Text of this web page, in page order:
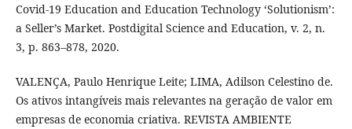
Covid-19 Education and Education Technology ‘Solutionism’:
a Seller’s Market. Postdigital Science and Education, v. 2, n.
3, p. 863–878, 2020.
VALENÇA, Paulo Henrique Leite; LIMA, Adilson Celestino de.
Os ativos intangíveis mais relevantes na geração de valor em
empresas de economia criativa. REVISTA AMBIENTE